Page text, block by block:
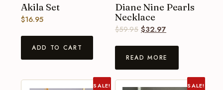
Akila Set
$16.95
ADD TO CART
Diane Nine Pearls
Necklace
$59.95 $32.97
READ MORE
SALE! SALE!